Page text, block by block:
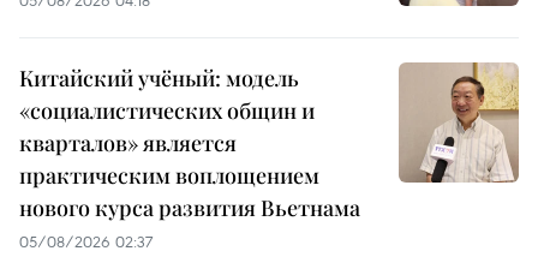
Китайский учёный: модель
«социалистических общин и
кварталов» является
практическим воплощением
нового курса развития Вьетнама
05/08/2026 02:37